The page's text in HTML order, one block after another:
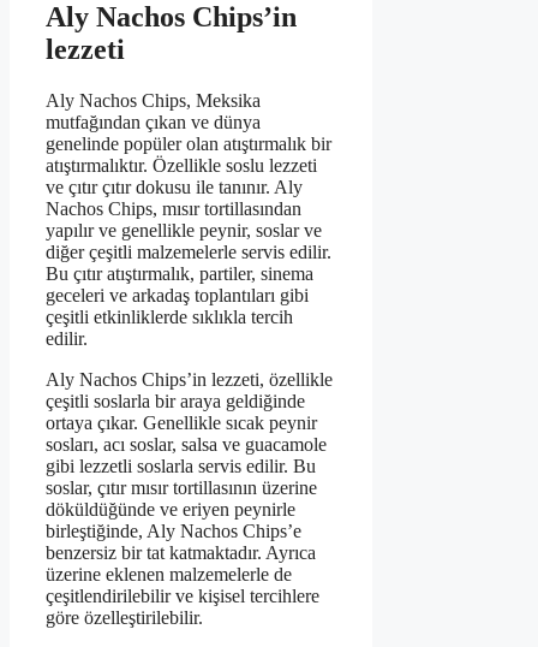
Aly Nachos Chips’in
lezzeti
Aly Nachos Chips, Meksika
mutfağından çıkan ve dünya
genelinde popüler olan atıştırmalık bir
atıştırmalıktır. Özellikle soslu lezzeti
ve çıtır çıtır dokusu ile tanınır. Aly
Nachos Chips, mısır tortillasından
yapılır ve genellikle peynir, soslar ve
diğer çeşitli malzemelerle servis edilir.
Bu çıtır atıştırmalık, partiler, sinema
geceleri ve arkadaş toplantıları gibi
çeşitli etkinliklerde sıklıkla tercih
edilir.
Aly Nachos Chips’in lezzeti, özellikle
çeşitli soslarla bir araya geldiğinde
ortaya çıkar. Genellikle sıcak peynir
sosları, acı soslar, salsa ve guacamole
gibi lezzetli soslarla servis edilir. Bu
soslar, çıtır mısır tortillasının üzerine
döküldüğünde ve eriyen peynirle
birleştiğinde, Aly Nachos Chips’e
benzersiz bir tat katmaktadır. Ayrıca
üzerine eklenen malzemelerle de
çeşitlendirilebilir ve kişisel tercihlere
göre özelleştirilebilir.